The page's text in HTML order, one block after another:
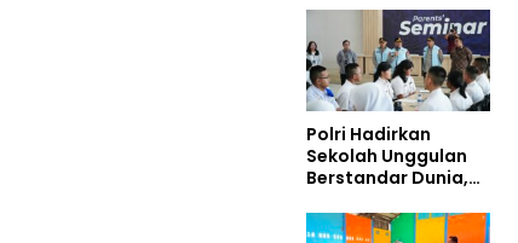
Dibangun dari
Integritas
Polri Hadirkan
Sekolah Unggulan
Berstandar Dunia,
Tempati Kampus